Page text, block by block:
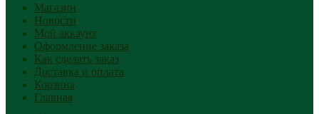
Магазин
Новости
Мой аккаунт
Оформление заказа
Как сделать заказ
Доставка и оплата
Корзина
Главная